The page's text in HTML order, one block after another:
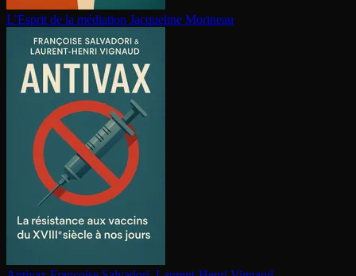
L’Esprit de la médiation Jacqueline Morineau